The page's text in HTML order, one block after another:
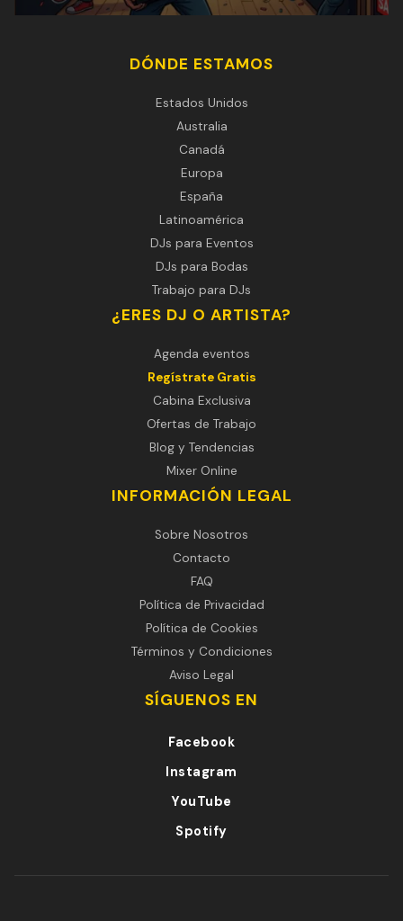
DÓNDE ESTAMOS
Estados Unidos
Australia
Canadá
Europa
España
Latinoamérica
DJs para Eventos
DJs para Bodas
Trabajo para DJs
¿ERES DJ O ARTISTA?
Agenda eventos
Regístrate Gratis
Cabina Exclusiva
Ofertas de Trabajo
Blog y Tendencias
Mixer Online
INFORMACIÓN LEGAL
Sobre Nosotros
Contacto
FAQ
Política de Privacidad
Política de Cookies
Términos y Condiciones
Aviso Legal
SÍGUENOS EN
Facebook
Instagram
YouTube
Spotify